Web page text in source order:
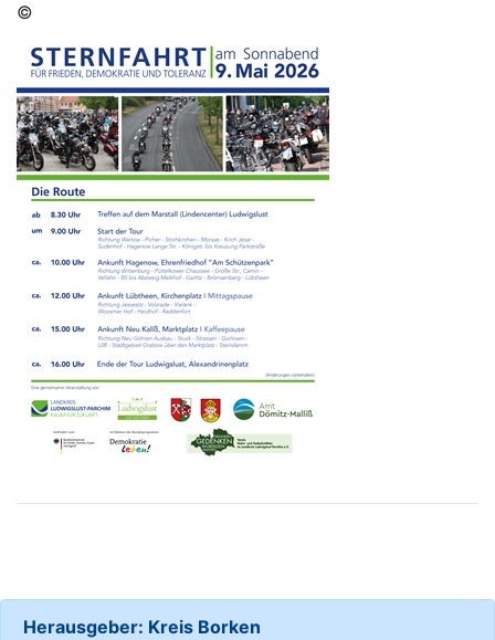
©
Herausgeber: Kreis Borken